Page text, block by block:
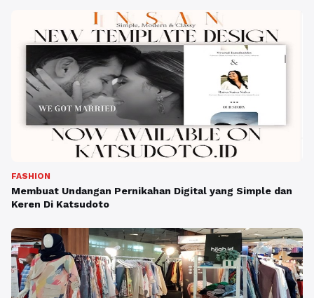
FASHION
Membuat Undangan Pernikahan Digital yang Simple dan
Keren Di Katsudoto